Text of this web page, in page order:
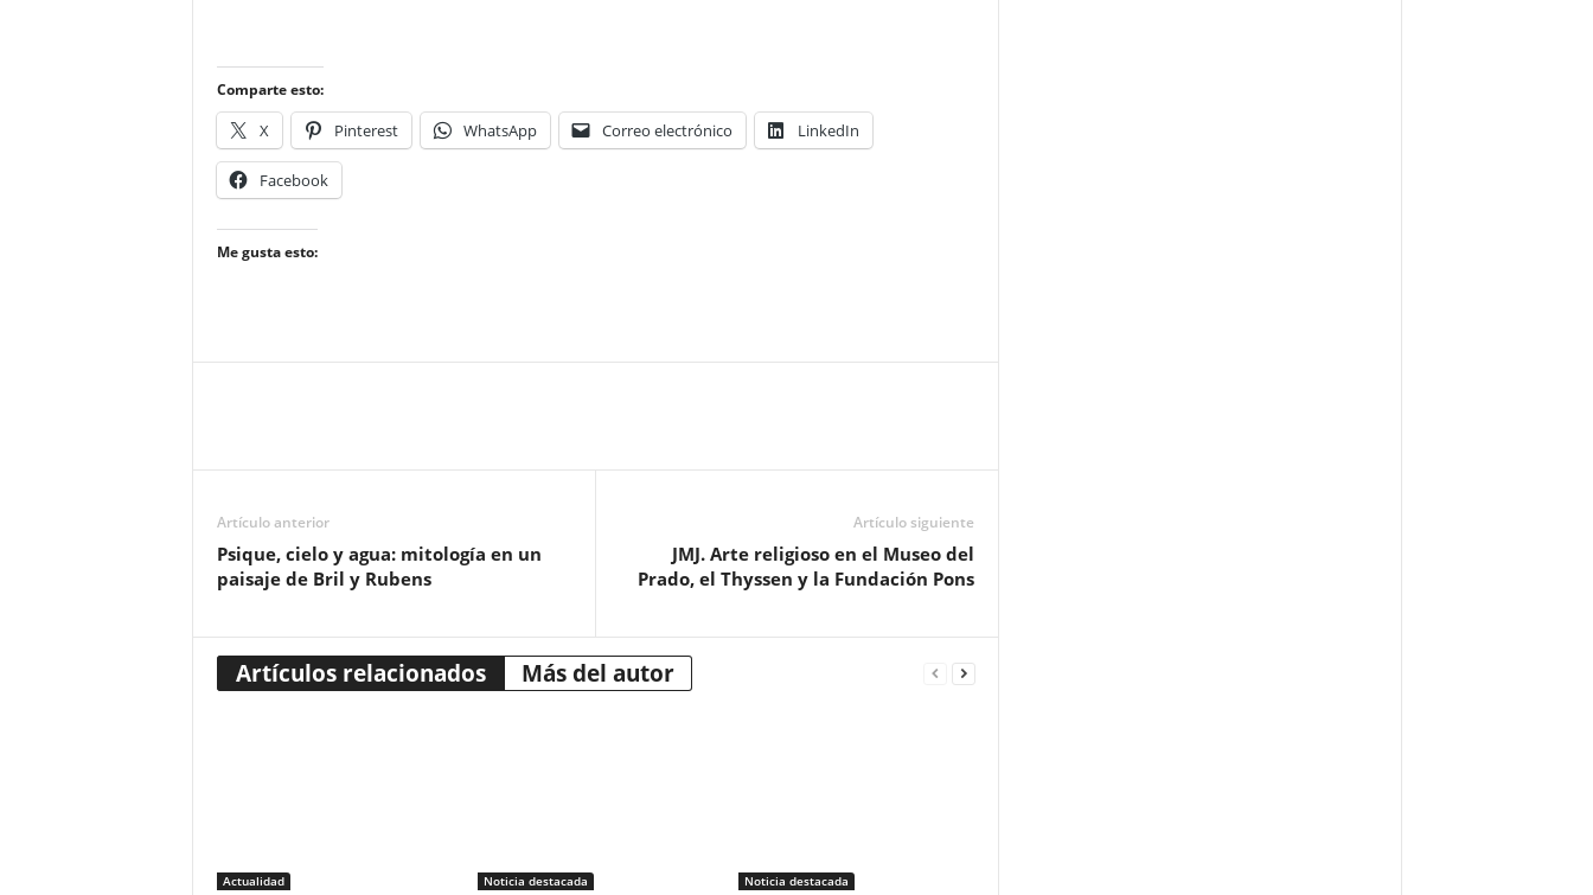
Comparte esto:
X Pinterest WhatsApp Correo electrónico LinkedIn
Facebook
Me gusta esto:
Artículo anterior
Psique, cielo y agua: mitología en un
paisaje de Bril y Rubens
Artículo siguiente
JMJ. Arte religioso en el Museo del
Prado, el Thyssen y la Fundación Pons
Artículos relacionados Más del autor
Actualidad Noticia destacada Noticia destacada